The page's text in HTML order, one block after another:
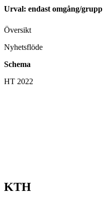
Urval: endast omgång/grupp
Översikt
Nyhetsflöde
Schema
HT 2022
KTH